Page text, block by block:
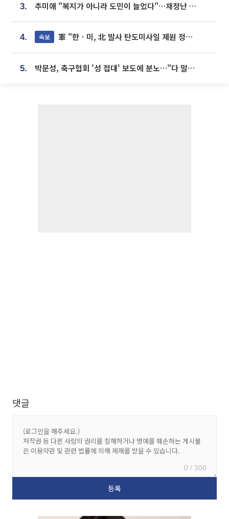
3. 추미애 "복지가 아니라 도민이 늘었다"…재정난 책임론 정면돌파
4. 속보 軍 "한ㆍ미, 北 발사 탄도미사일 제원 정밀분석 중"
5. 박문성, 축구협회 '성 접대' 보도에 분노…"다 말아먹으려고 작정했나"
댓글
0 / 300